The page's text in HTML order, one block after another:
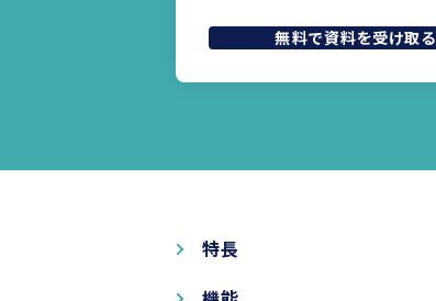
無料で資料を受け取る
特長